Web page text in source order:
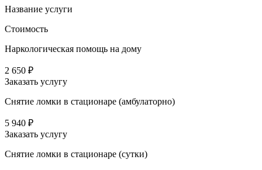
Название услуги
Стоимость
Наркологическая помощь на дому
2 650 ₽
Заказать услугу
Снятие ломки в стационаре (амбулаторно)
5 940 ₽
Заказать услугу
Снятие ломки в стационаре (сутки)